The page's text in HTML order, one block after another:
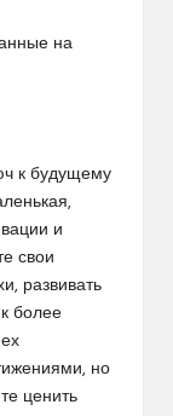
на
к будущему
и
свои
развивать
более
но
ценить